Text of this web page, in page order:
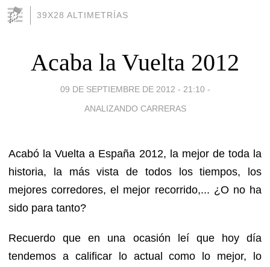
39X28 ALTIMETRÍAS
Acaba la Vuelta 2012
09 DE SEPTIEMBRE DE 2012 - 21:10 -
ANALIZANDO CARRERAS
Acabó la Vuelta a España 2012, la mejor de toda la
historia, la más vista de todos los tiempos, los
mejores corredores, el mejor recorrido,... ¿O no ha
sido para tanto?
Recuerdo que en una ocasión leí que hoy día
tendemos a calificar lo actual como lo mejor, lo